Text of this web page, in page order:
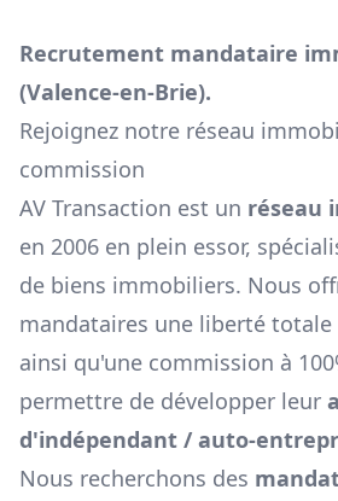
Recrutement mandataire
(Valence-en-Brie).
Rejoignez notre réseau
commission
AV Transaction est un réseau
en 2006 en plein essor,
de biens immobiliers. Nous
mandataires une liberté
ainsi qu'une commission à
permettre de développer leur
d'indépendant / auto-
Nous recherchons des